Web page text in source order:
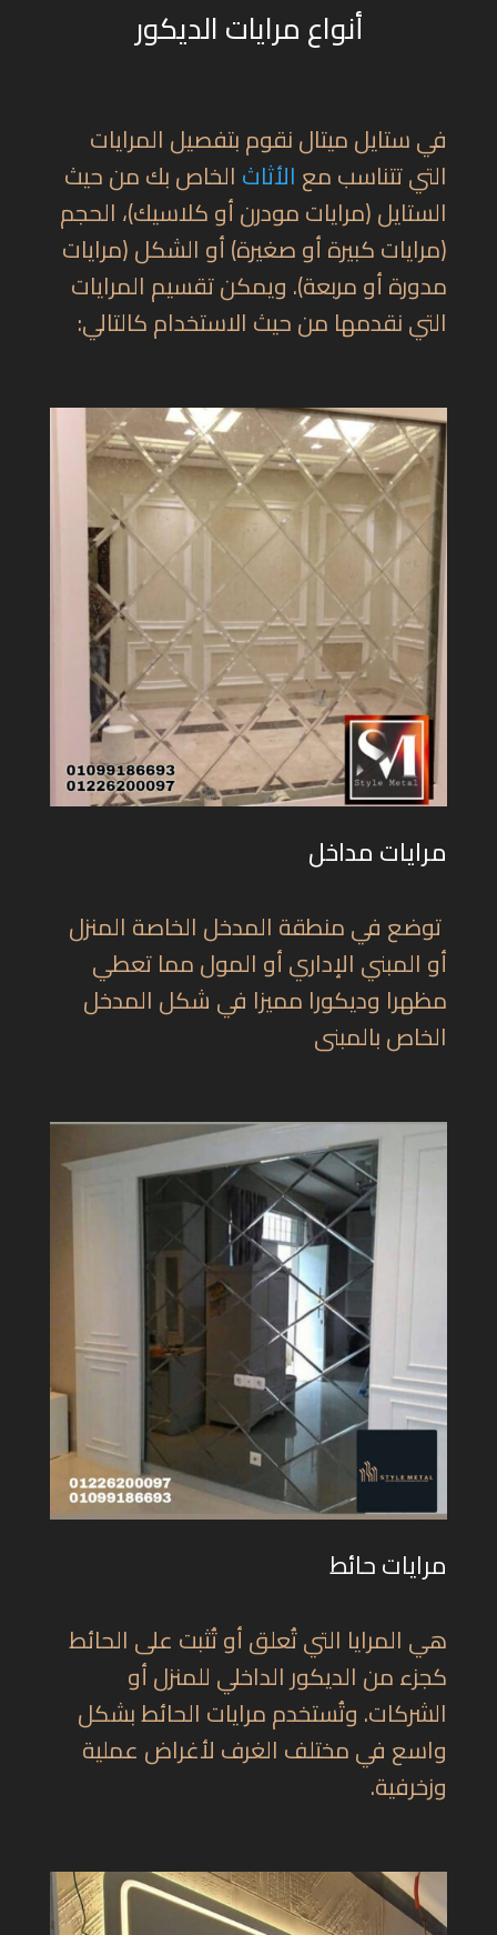
أنواع مرايات الديكور
في ستايل ميتال نقومبتفصيل المرايات
التي تتناسب مع الأثاث الخاص بك من حيث
الستايل (مرايات مودرنأوكلاسيك)، الحجم
(مرايات كبيرة أو صغيرة) أو الشكل (مرايات
مدورة أو مربعة). ويمكن تقسيم المرايات
التي نقدمها من حيث الاستخدام كالتالي:
مرايات مداخل
توضع في منطقة المدخل الخاصة المنزل
أو المبني الإداري أو المول مما تعطي
مظهرا وديكورا مميزا في شكل المدخل
الخاص بالمبنى
مرايات حائط
هي المرايا التي تُعلق أو تُثبت على الحائط
كجزء من الديكور الداخلي للمنزل أو
الشركات. وتُستخدم مرايات الحائط بشكل
واسع في مختلف الغرف لأغراض عملية
وزخرفية.